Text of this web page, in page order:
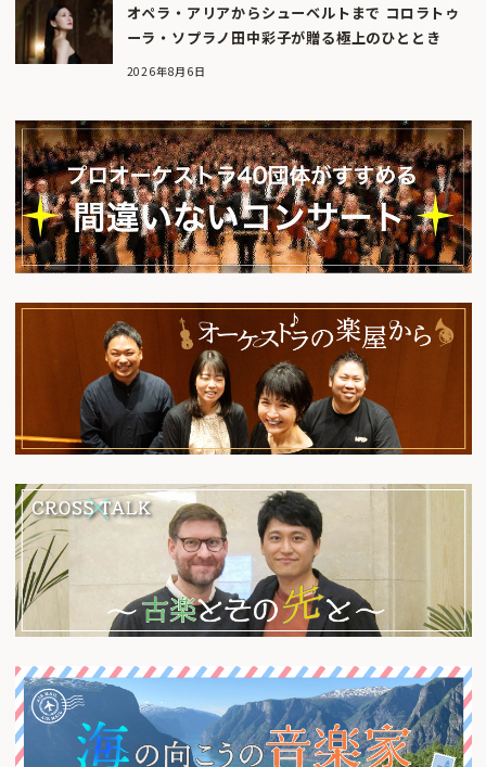
オペラ・アリアからシューベルトまで コロラトゥ
ーラ・ソプラノ田中彩子が贈る極上のひととき
2026年8月6日